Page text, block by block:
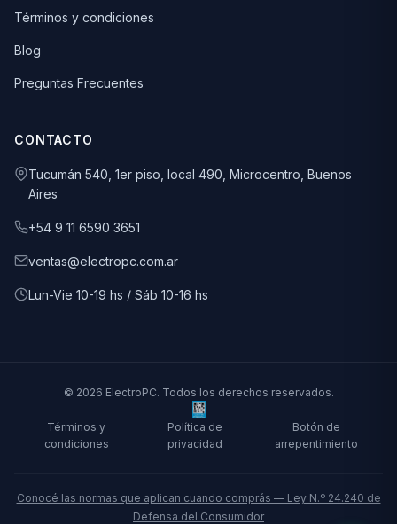
Términos y condiciones
Blog
Preguntas Frecuentes
CONTACTO
Tucumán 540, 1er piso, local 490, Microcentro, Buenos
Aires
+54 9 11 6590 3651
ventas@electropc.com.ar
Lun-Vie 10-19 hs / Sáb 10-16 hs
© 2026 ElectroPC. Todos los derechos reservados.
Términos y
condiciones
Política de
privacidad
Botón de
arrepentimiento
Conocé las normas que aplican cuando comprás — Ley N.º 24.240 de
Defensa del Consumidor